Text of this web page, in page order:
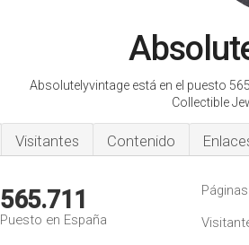
Absolutelyvintage está en el puesto
Collectible
Visitantes Contenido
565.711
Puesto en España